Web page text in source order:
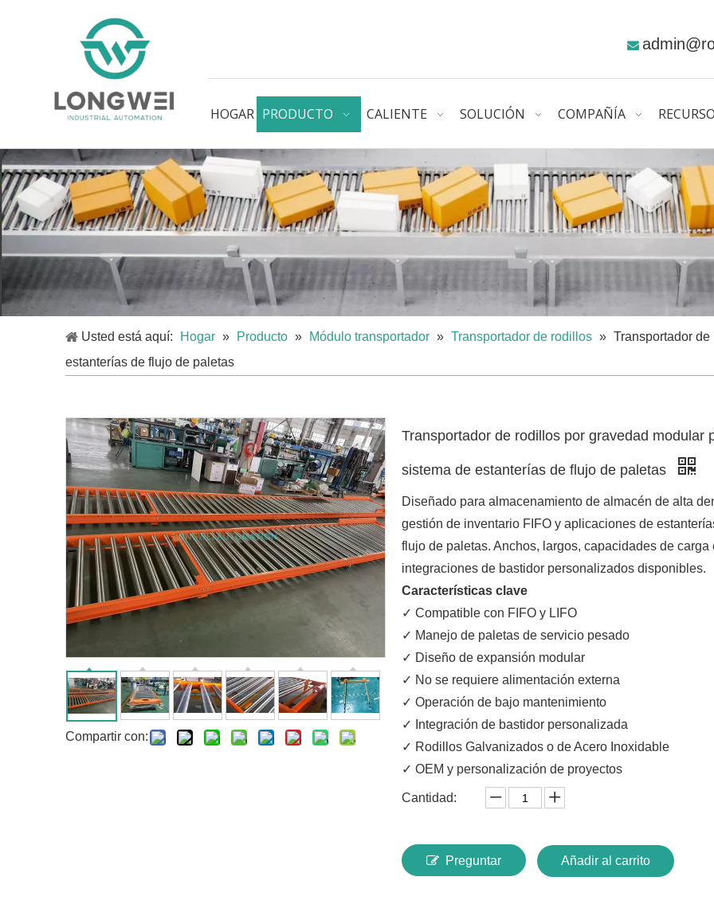

HOGAR PRODUCTO CALIENTE SOLUCIÓN COMPAÑÍA RECURSO
Usted está aquí: Hogar » Producto » Módulo transportador » Transportador de rodillos » Transportador
estanterías de flujo de paletas
Compartir con:
Transportador de rodillos por gravedad modular
sistema de estanterías de flujo de paletas
Diseñado para almacenamiento de almacén de alta
gestión de inventario FIFO y aplicaciones de
flujo de paletas. Anchos, largos, capacidades de carga
integraciones de bastidor personalizados disponibles.
Características clave
✓ Compatible con FIFO y LIFO
✓ Manejo de paletas de servicio pesado
✓ Diseño de expansión modular
✓ No se requiere alimentación externa
✓ Operación de bajo mantenimiento
✓ Integración de bastidor personalizada
✓ Rodillos Galvanizados o de Acero Inoxidable
✓ OEM y personalización de proyectos
Cantidad:
Preguntar Añadir al carrito